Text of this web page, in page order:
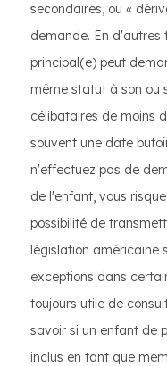
secondaires, ou «
demande. En d'autres
principal(e) peut
même statut à son ou
célibataires de moins
souvent une date
n'effectuez pas de
de l'enfant, vous
possibilité de
législation américaine
exceptions dans
toujours utile de
savoir si un enfant de
inclus en tant que